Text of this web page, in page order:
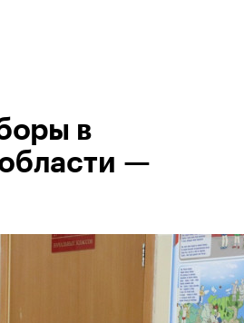
в
—